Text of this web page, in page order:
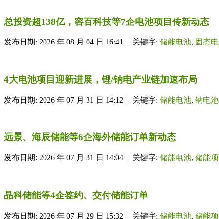
总投资超138亿，容百科技等7企电池项目传新动态
发布日期: 2026 年 08 月 04 日 16:41 | 关键字: 储能电池, 固态
4大电池项目迎新进展，锂/钠电产业链加速布局
发布日期: 2026 年 07 月 31 日 14:12 | 关键字: 储能电池, 钠电池
远景、海辰储能等6企海外储能订单新动态
发布日期: 2026 年 07 月 31 日 14:04 | 关键字: 储能电池, 储能项
晶科储能等4企签约、交付储能订单
发布日期: 2026 年 07 月 29 日 15:32 | 关键字: 储能电池, 储能项